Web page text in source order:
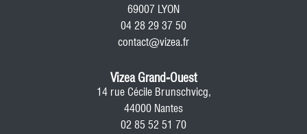
69007 LYON
04 28 29 37 50
contact@vizea.fr
Vizea Grand-Ouest
14 rue Cécile Brunschvicg,
44000 Nantes
02 85 52 51 70